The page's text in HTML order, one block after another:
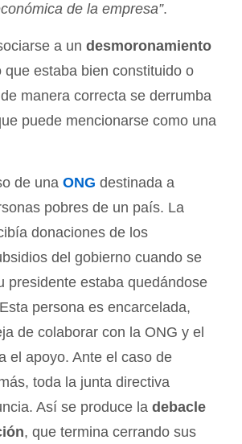
de la empresa”.
a un desmoronamiento
que estaba bien constituido o
manera correcta se derrumba
puede mencionarse como una
de una ONG destinada a
pobres de un país. La
donaciones de los
del gobierno cuando se
presidente estaba quedándose
persona es encarcelada,
de colaborar con la ONG y el
el apoyo. Ante el caso de
toda la junta directiva
Así se produce la debacle
, que termina cerrando sus